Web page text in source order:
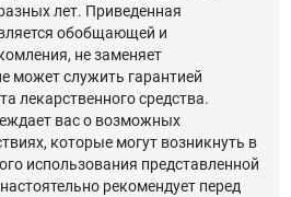
лет. Приведенная
обобщающей и
не заменяет
может служить гарантией
лекарственного средства.
вас о возможных
которые могут возникнуть в
использования представленной
рекомендует перед